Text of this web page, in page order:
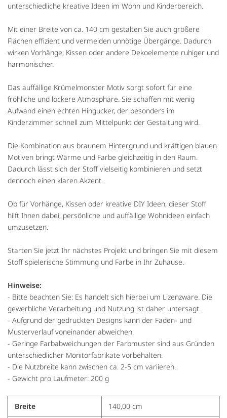
unterschiedliche kreative Ideen im Wohn und Kinderbereich.
Mit einer Breite von ca. 140 cm gestalten Sie auch größere
Flächen effizient und vermeiden unnötige Übergänge. Dadurch
wirken Vorhänge, Kissen oder andere Dekoelemente ruhiger und
harmonischer.
Das auffällige Krümelmonster Motiv sorgt sofort für eine
fröhliche und lockere Atmosphäre. Sie schaffen mit wenig
Aufwand einen echten Hingucker, der besonders im
Kinderzimmer schnell zum Mittelpunkt der Gestaltung wird.
Die Kombination aus braunem Hintergrund und kräftigen blauen
Motiven bringt Wärme und Farbe gleichzeitig in den Raum.
Dadurch lässt sich der Stoff vielseitig kombinieren und setzt
dennoch einen klaren Akzent.
Ob für Vorhänge, Kissen oder kreative DIY Ideen, dieser Stoff
hilft Ihnen dabei, persönliche und auffällige Wohnideen einfach
umzusetzen.
Starten Sie jetzt Ihr nächstes Projekt und bringen Sie mit diesem
Stoff spielerische Stimmung und Farbe in Ihr Zuhause.
Hinweise:
- Bitte beachten Sie: Es handelt sich hierbei um Lizenzware. Die
gewerbliche Verarbeitung und Nutzung ist daher untersagt.
- Aufgrund der gedruckten Designs kann der Faden- und
Musterverlauf voneinander abweichen.
- Geringe Farbabweichungen der Farbmuster sind aus Gründen
unterschiedlicher Monitorfabrikate vorbehalten.
- Die Nutzbreite kann zwischen ca. 2-5 cm variieren.
- Gewicht pro Laufmeter: 200 g
Breite 140,00 cm